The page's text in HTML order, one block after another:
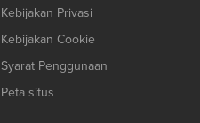
Kebijakan Privasi
Kebijakan Cookie
Syarat Penggunaan
Peta situs